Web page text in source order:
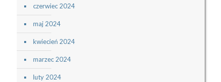
czerwiec 2024
maj 2024
kwiecień 2024
marzec 2024
luty 2024